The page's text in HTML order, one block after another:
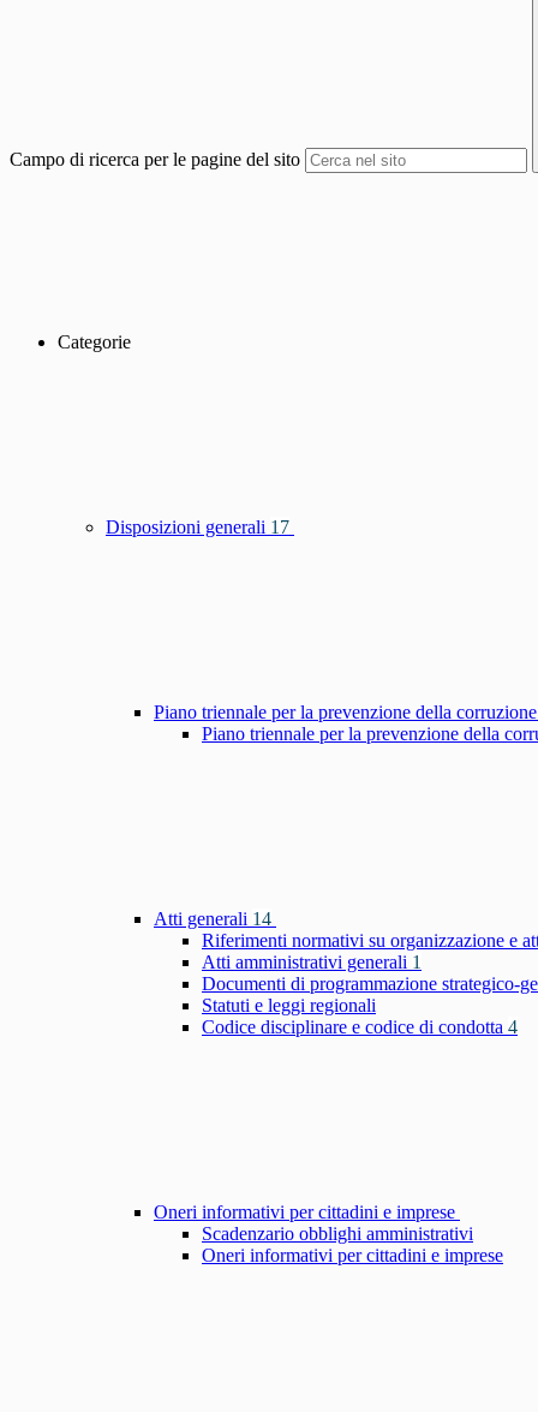
Campo di ricerca per le pagine del sito
Categorie
Disposizioni generali 17
Piano triennale per la prevenzione della
Piano triennale per la prevenzione della
Atti generali 14
Riferimenti normativi su organizzazione e
Atti amministrativi generali 1
Documenti di programmazione strategico-
Statuti e leggi regionali
Codice disciplinare e codice di condotta 4
Oneri informativi per cittadini e imprese
Scadenzario obblighi amministrativi
Oneri informativi per cittadini e imprese